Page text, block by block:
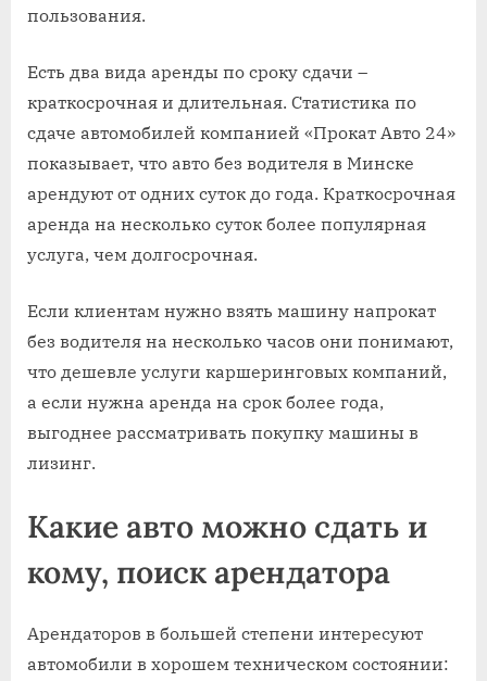
пользования.
Есть два вида аренды по сроку сдачи –
краткосрочная и длительная. Статистика по
сдаче автомобилей компанией «Прокат Авто 24»
показывает, что авто без водителя в Минске
арендуют от одних суток до года. Краткосрочная
аренда на несколько суток более популярная
услуга, чем долгосрочная.
Если клиентам нужно взять машину напрокат
без водителя на несколько часов они понимают,
что дешевле услуги каршеринговых компаний,
а если нужна аренда на срок более года,
выгоднее рассматривать покупку машины в
лизинг.
Какие авто можно сдать и
кому, поиск арендатора
Арендаторов в большей степени интересуют
автомобили в хорошем техническом состоянии: